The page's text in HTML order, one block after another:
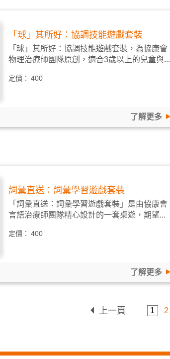
「球」其所好：協調技能遊戲套裝
「球」其所好：協調技能遊戲套裝，為協康會
物理治療師團隊原創，適合3歲以上的兒童與...
定價： 400
了解更多
詞彙直送：詞彙學習遊戲套裝
「詞彙直送：詞彙學習遊戲套裝」是由協康會
言語治療師團隊精心設計的一套桌遊，期望...
定價： 400
了解更多
上一頁 1 2